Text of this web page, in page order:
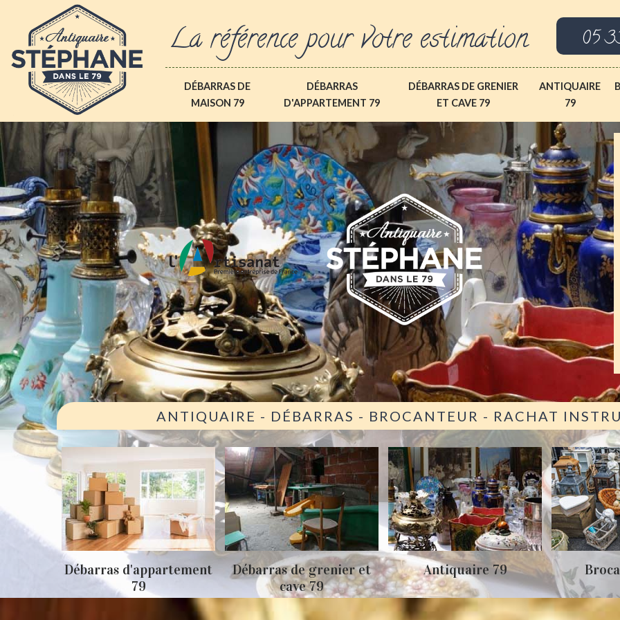
La référence pour votre estimation 05
DÉBARRAS DE
MAISON 79
DÉBARRAS
D'APPARTEMENT 79
DÉBARRAS DE GRENIER
ET CAVE 79
ANTIQUAIRE
79
ANTIQUAIRE - DÉBARRAS - BROCANTEUR - RACHAT
Débarras d'appartement
79
Débarras de grenier et
cave 79
Antiquaire 79